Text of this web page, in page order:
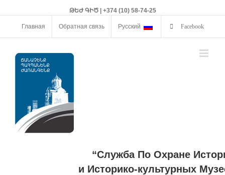
ԹԵԺ ԳԻԾ | +374 (10) 58-74-25
Главная Обратная связь Русский Facebook
“Служба По Охране
и Историко-культурных